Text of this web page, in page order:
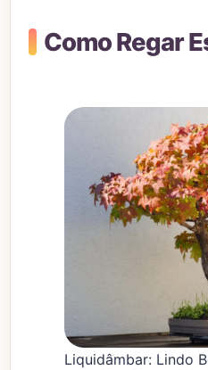
Como Regar
Liquidâmbar: Lindo